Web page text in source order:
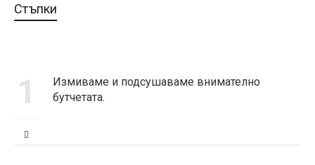
Стъпки
1
Измиваме и подсушаваме внимателно
бутчетата.